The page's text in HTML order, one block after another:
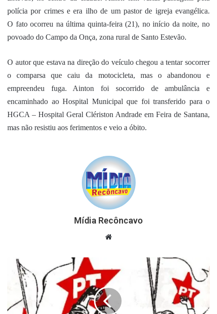
polícia por crimes e era ilho de um pastor de igreja evangélica.
O fato ocorreu na última quinta-feira (21), no início da noite, no
povoado do Campo da Onça, zona rural de Santo Estevão.
O autor que estava na direção do veículo chegou a tentar socorrer
o comparsa que caiu da motocicleta, mas o abandonou e
empreendeu fuga. Ainton foi socorrido de ambulância e
encaminhado ao Hospital Municipal que foi transferido para o
HGCA – Hospital Geral Clériston Andrade em Feira de Santana,
mas não resistiu aos ferimentos e veio a óbito.
Mídia Recôncavo
Website